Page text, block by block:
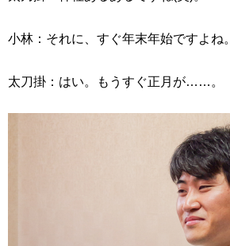
小林：それに、すぐ年末年始ですよね。
太刀掛：はい。もうすぐ正月が……。